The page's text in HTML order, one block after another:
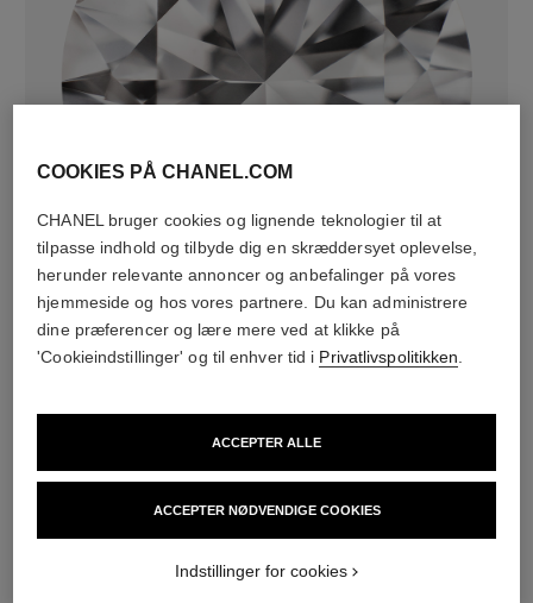
9 brillantslebne diamanter på i alt 0,30 carat
De forskellige smykkers karakteristika kan variere**
COOKIES PÅ CHANEL.COM
CHANEL bruger cookies og lignende teknologier til at
tilpasse indhold og tilbyde dig en skræddersyet oplevelse,
herunder relevante annoncer og anbefalinger på vores
hjemmeside og hos vores partnere. Du kan administrere
dine præferencer og lære mere ved at klikke på
'Cookieindstillinger' og til enhver tid i Privatlivspolitikken
ACCEPTER NØDVENDIGE COOKIES
ACCEPTER ALLE
Indstillinger for cookies